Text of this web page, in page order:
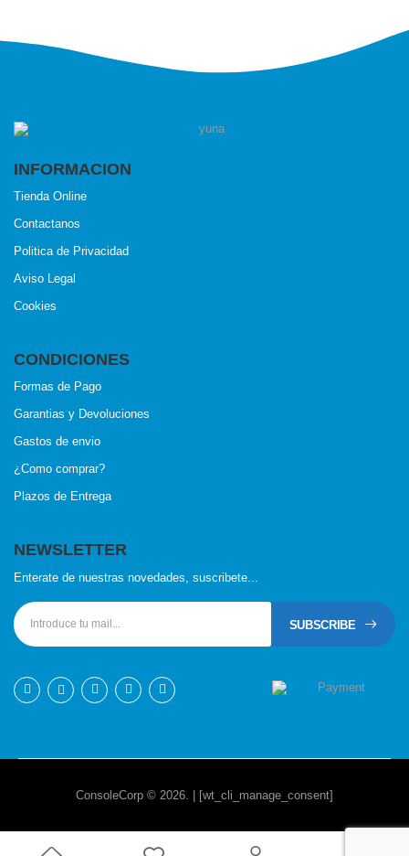
INFORMACION
Tienda Online
Contactanos
Politica de Privacidad
Aviso Legal
Cookies
CONDICIONES
Formas de Pago
Garantias y Devoluciones
Gastos de envio
¿Como comprar?
Plazos de Entrega
NEWSLETTER
Enterate de nuestras novedades, suscribete...
SUBSCRIBE
ConsoleCorp © 2026. | [wt_cli_manage_consent]